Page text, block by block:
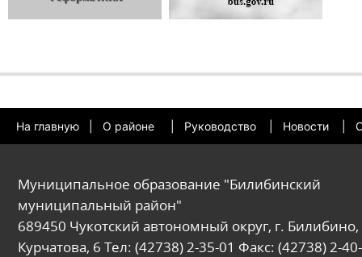
На главную О районе Руководство Новости
Муниципальное образование "Билибинский
муниципальный район"
689450 Чукотский автономный округ, г. Билибино,
Курчатова, 6 Тел: (42738) 2-35-01 Факс: (42738) 2-